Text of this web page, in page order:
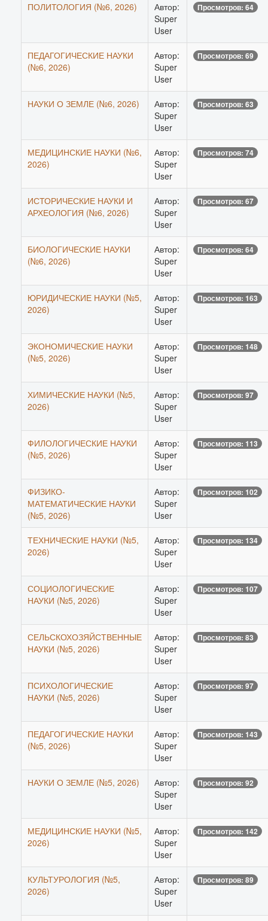
ПОЛИТОЛОГИЯ (№6, 2026)
Автор:
Super
User
Просмотров: 64
ПЕДАГОГИЧЕСКИЕ НАУКИ
(№6, 2026)
Автор:
Super
User
Просмотров: 69
НАУКИ О ЗЕМЛЕ (№6, 2026)
Автор:
Super
User
Просмотров: 63
МЕДИЦИНСКИЕ НАУКИ (№6,
2026)
Автор:
Super
User
Просмотров: 74
ИСТОРИЧЕСКИЕ НАУКИ И
АРХЕОЛОГИЯ (№6, 2026)
Автор:
Super
User
Просмотров: 67
БИОЛОГИЧЕСКИЕ НАУКИ
(№6, 2026)
Автор:
Super
User
Просмотров: 64
ЮРИДИЧЕСКИЕ НАУКИ (№5,
2026)
Автор:
Super
User
Просмотров: 163
ЭКОНОМИЧЕСКИЕ НАУКИ
(№5, 2026)
Автор:
Super
User
Просмотров: 148
ХИМИЧЕСКИЕ НАУКИ (№5,
2026)
Автор:
Super
User
Просмотров: 97
ФИЛОЛОГИЧЕСКИЕ НАУКИ
(№5, 2026)
Автор:
Super
User
Просмотров: 113
ФИЗИКО-
МАТЕМАТИЧЕСКИЕ НАУКИ
(№5, 2026)
Автор:
Super
User
Просмотров: 102
ТЕХНИЧЕСКИЕ НАУКИ (№5,
2026)
Автор:
Super
User
Просмотров: 134
СОЦИОЛОГИЧЕСКИЕ
НАУКИ (№5, 2026)
Автор:
Super
User
Просмотров: 107
СЕЛЬСКОХОЗЯЙСТВЕННЫЕ
НАУКИ (№5, 2026)
Автор:
Super
User
Просмотров: 83
ПСИХОЛОГИЧЕСКИЕ
НАУКИ (№5, 2026)
Автор:
Super
User
Просмотров: 97
ПЕДАГОГИЧЕСКИЕ НАУКИ
(№5, 2026)
Автор:
Super
User
Просмотров: 143
НАУКИ О ЗЕМЛЕ (№5, 2026)
Автор:
Super
User
Просмотров: 92
МЕДИЦИНСКИЕ НАУКИ (№5,
2026)
Автор:
Super
User
Просмотров: 142
КУЛЬТУРОЛОГИЯ (№5,
2026)
Автор:
Super
User
Просмотров: 89